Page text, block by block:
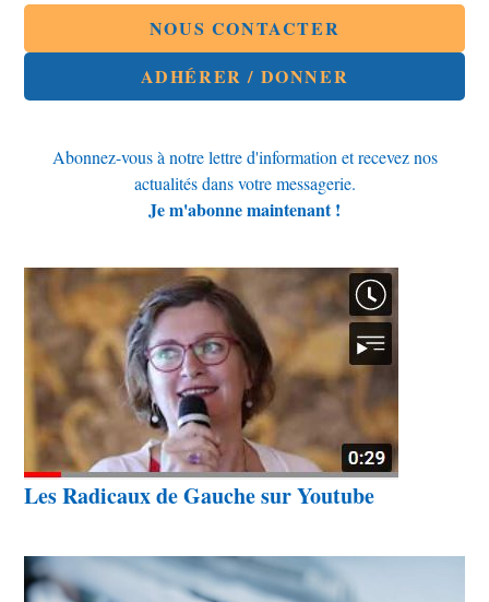
NOUS CONTACTER
ADHÉRER / DONNER
Abonnez-vous à notre lettre d'information et recevez nos
actualités dans votre messagerie.
Je m'abonne maintenant !
Les Radicaux de Gauche sur Youtube